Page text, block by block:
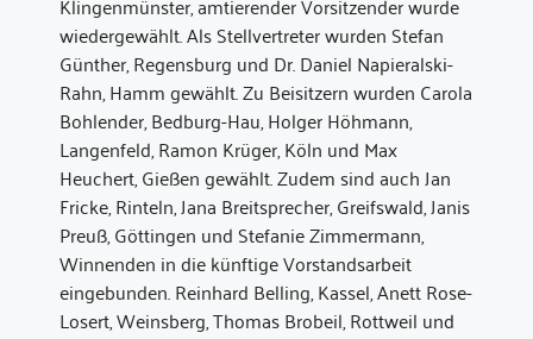
wiedergewählt. Als Stellvertreter wurden Stefan
Günther, Regensburg und Dr. Daniel Napieralski-
Rahn, Hamm gewählt. Zu Beisitzern wurden Carola
Bohlender, Bedburg-Hau, Holger Höhmann,
Langenfeld, Ramon Krüger, Köln und Max
Heuchert, Gießen gewählt. Zudem sind auch Jan
Fricke, Rinteln, Jana Breitsprecher, Greifswald, Janis
Preuß, Göttingen und Stefanie Zimmermann,
Winnenden in die künftige Vorstandsarbeit
eingebunden. Reinhard Belling, Kassel, Anett Rose-
Losert, Weinsberg, Thomas Brobeil, Rottweil und